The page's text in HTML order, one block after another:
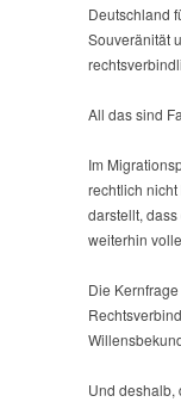
Deutschland
Souveränität
All das sind
Im
rechtlich
darstellt,
weiterhin
Die
Und deshalb,